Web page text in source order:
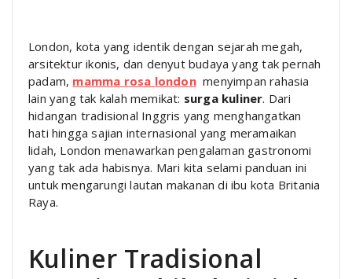
London, kota yang identik dengan sejarah megah,
arsitektur ikonis, dan denyut budaya yang tak pernah
padam, mamma rosa londonmenyimpan rahasia
lain yang tak kalah memikat: surga kuliner. Dari
hidangan tradisional Inggris yang menghangatkan
hati hingga sajian internasional yang meramaikan
lidah, London menawarkan pengalaman gastronomi
yang tak ada habisnya. Mari kita selami panduan ini
untuk mengarungi lautan makanan di ibu kota Britania
Raya.
Kuliner Tradisional